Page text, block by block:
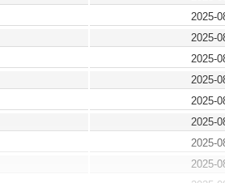
2025-
2025-
2025-
2025-
2025-
2025-
2025-
2025-